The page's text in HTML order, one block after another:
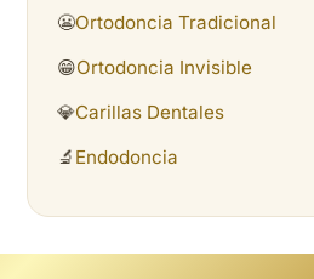
😬Ortodoncia Tradicional
😁Ortodoncia Invisible
💎Carillas Dentales
🔬 Endodoncia